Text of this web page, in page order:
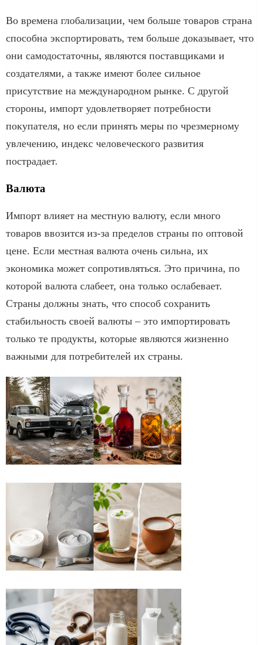
Во времена глобализации, чем больше товаров страна
способна экспортировать, тем больше доказывает, что
они самодостаточны, являются поставщиками и
создателями, а также имеют более сильное
присутствие на международном рынке. С другой
стороны, импорт удовлетворяет потребности
покупателя, но если принять меры по чрезмерному
увлечению, индекс человеческого развития
пострадает.
Валюта
Импорт влияет на местную валюту, если много
товаров ввозится из-за пределов страны по оптовой
цене. Если местная валюта очень сильна, их
экономика может сопротивляться. Это причина, по
которой валюта слабеет, она только ослабевает.
Страны должны знать, что способ сохранить
стабильность своей валюты – это импортировать
только те продукты, которые являются жизненно
важными для потребителей их страны.